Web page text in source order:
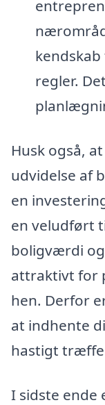
regler.
Husk også,
udvidelse af
en
en veludført
boligværdi
attraktivt for
hen. Derfor
at indhente
hastigt
I sidste ende